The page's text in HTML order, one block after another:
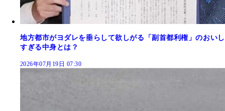
地方都市がヨダレを垂らして欲しがる「副首都利権」のおいし
すぎる中身とは？
2026年07月19日 07:30